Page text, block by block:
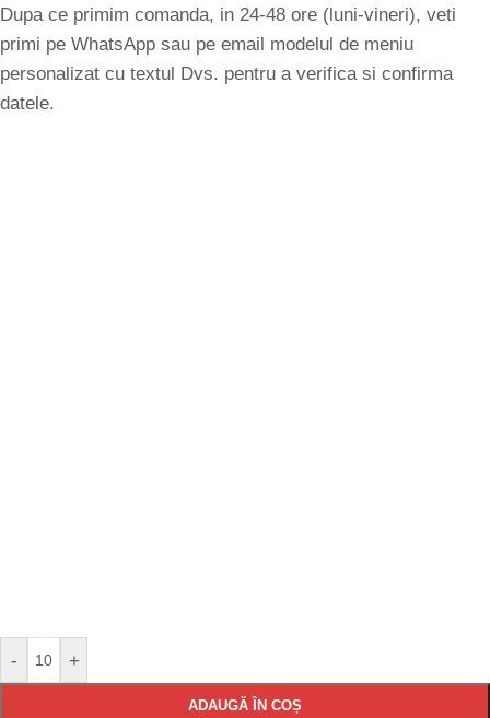
Dupa ce primim comanda, in 24-48 ore (luni-vineri), veti
primi pe WhatsApp sau pe email modelul de meniu
personalizat cu textul Dvs. pentru a verifica si confirma
datele.
- +
ADAUGĂ ÎN COȘ